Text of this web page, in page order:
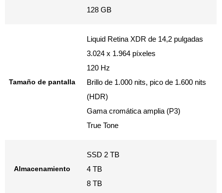
128 GB
Tamaño de pantalla
Liquid Retina XDR de 14,2 pulgadas
3.024 x 1.964 píxeles
120 Hz
Brillo de 1.000 nits, pico de 1.600 nits
(HDR)
Gama cromática amplia (P3)
True Tone
Almacenamiento
SSD 2 TB
4 TB
8 TB